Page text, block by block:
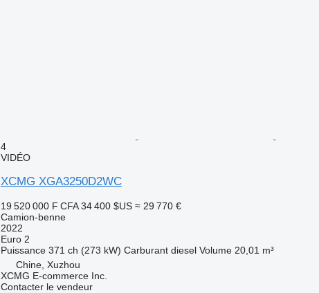
4
VIDÉO
XCMG XGA3250D2WC
19 520 000 F CFA 34 400 $US ≈ 29 770 €
Camion-benne
2022
Euro 2
Puissance 371 ch (273 kW) Carburant diesel Volume 20,01 m³
Chine, Xuzhou
XCMG E-commerce Inc.
Contacter le vendeur